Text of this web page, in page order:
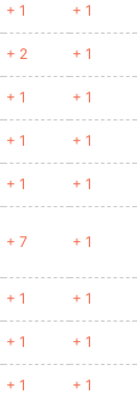
+ 1 + 1
+ 2 + 1
+ 1 + 1
+ 1 + 1
+ 1 + 1
+ 7 + 1
+ 1 + 1
+ 1 + 1
+ 1 + 1